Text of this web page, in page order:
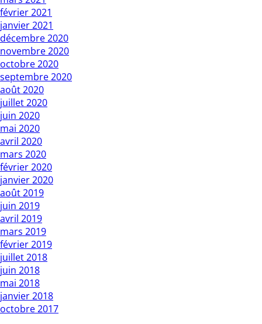
février 2021
janvier 2021
décembre 2020
novembre 2020
octobre 2020
septembre 2020
août 2020
juillet 2020
juin 2020
mai 2020
avril 2020
mars 2020
février 2020
janvier 2020
août 2019
juin 2019
avril 2019
mars 2019
février 2019
juillet 2018
juin 2018
mai 2018
janvier 2018
octobre 2017